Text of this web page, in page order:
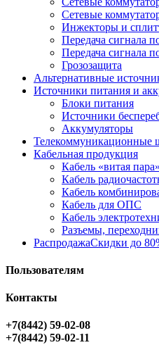
Сетевые
Инжекторы и
Передача сигнала
Передача сигнала
Грозозащита
Альтернативные
Источники питания и
Блоки питания
Источники
Аккумуляторы
Телекоммуникационные
Кабельная продукция
Кабель «витая пара»
Кабель
Кабель
Кабель для ОПС
Кабель
Разъемы,
РаспродажаСкидки до
Пользователям
Контакты
+7(8442) 59-02-08
+7(8442) 59-02-11